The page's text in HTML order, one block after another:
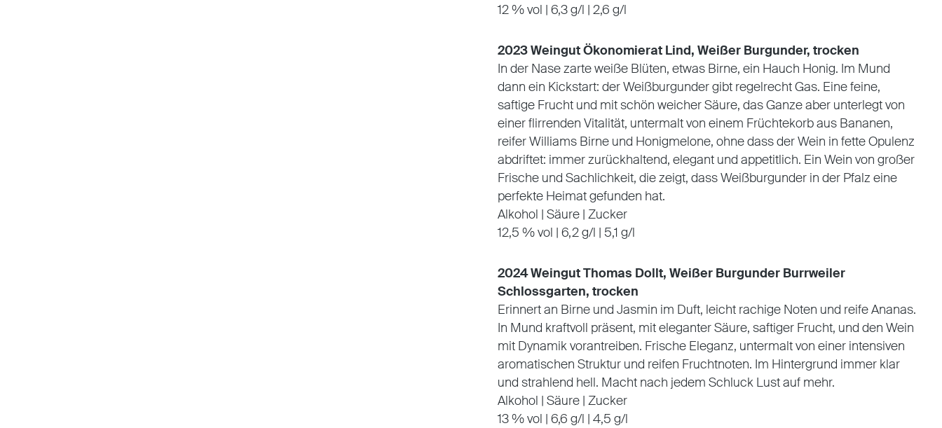
12 % vol | 6,3 g/l | 2,6 g/l
2023 Weingut Ökonomierat Lind, Weißer Burgunder, trocken
In der Nase zarte weiße Blüten, etwas Birne, ein Hauch Honig. Im Mund
dann ein Kickstart: der Weißburgunder gibt regelrecht Gas. Eine feine,
saftige Frucht und mit schön weicher Säure, das Ganze aber unterlegt von
einer flirrenden Vitalität, untermalt von einem Früchtekorb aus Bananen,
reifer Williams Birne und Honigmelone, ohne dass der Wein in fette Opulenz
abdriftet: immer zurückhaltend, elegant und appetitlich. Ein Wein von großer
Frische und Sachlichkeit, die zeigt, dass Weißburgunder in der Pfalz eine
perfekte Heimat gefunden hat.
Alkohol | Säure | Zucker
12,5 % vol | 6,2 g/l | 5,1 g/l
2024 Weingut Thomas Dollt, Weißer Burgunder Burrweiler
Schlossgarten, trocken
Erinnert an Birne und Jasmin im Duft, leicht rachige Noten und reife Ananas.
In Mund kraftvoll präsent, mit eleganter Säure, saftiger Frucht, und den Wein
mit Dynamik vorantreiben. Frische Eleganz, untermalt von einer intensiven
aromatischen Struktur und reifen Fruchtnoten. Im Hintergrund immer klar
und strahlend hell. Macht nach jedem Schluck Lust auf mehr.
Alkohol | Säure | Zucker
13 % vol | 6,6 g/l | 4,5 g/l